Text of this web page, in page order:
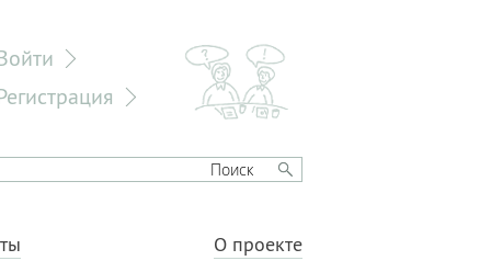
О проекте